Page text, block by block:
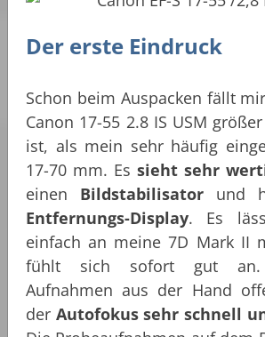
Der erste Eindruck
Schon beim Auspacken fällt
Canon 17-55 2.8 IS USM
ist, als mein sehr häufig
17-70 mm. Es sieht sehr
einen Bildstabilisator und
Entfernungs-Display. Es
einfach an meine 7D Mark II
fühlt sich sofort gut
Aufnahmen aus der Hand
der Autofokus sehr schnell